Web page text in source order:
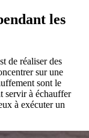
les
de réaliser des
sur une
sont le
servir à échauffer
à exécuter un